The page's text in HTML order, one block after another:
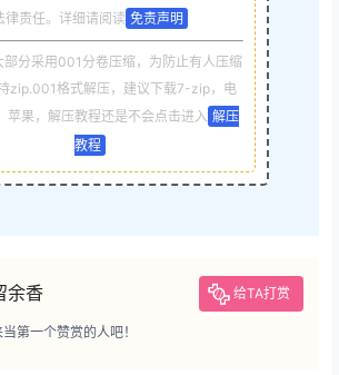
律责任。详细请阅读 免责声明
部分采用001分卷压缩，为防止有人压缩
zip.001格式解压，建议下载7-zip，电
苹果，解压教程还是不会点击进入 解压
教程
余香 给TA打赏
第一个赞赏的人吧！